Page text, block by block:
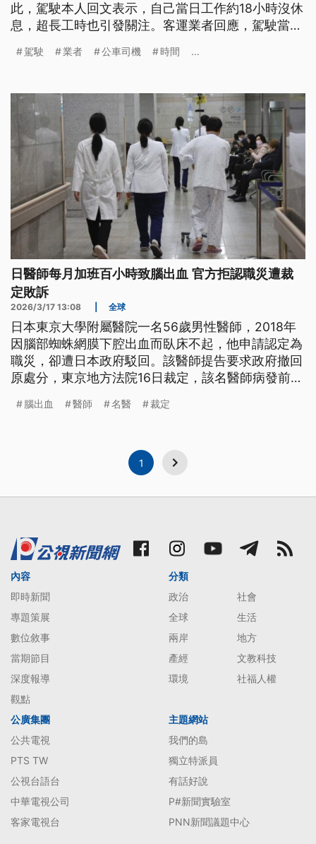
此，駕駛本人回文表示，自己當日工作約18小時沒休
息，超長工時也引發關注。客運業者回應，駕駛當日
沒有這麼長，高市府將介入了解，是否違反《勞基
駕駛 業者 公車司機 時間 ...
日醫師每月加班百小時致腦出血 官方拒認職災遭裁
定敗訴
2026/3/17 13:08 全球
日本東京大學附屬醫院一名56歲男性醫師，2018年
因腦部蜘蛛網膜下腔出血而臥床不起，他申請認定為
職災，卻遭日本政府駁回。該醫師提告要求政府撤回
原處分，東京地方法院16日裁定，該名醫師病發前半
病，判決職災成立。
腦出血 醫師 名醫 裁定
1
內容
即時新聞
專題策展
數位敘事
當期節目
深度報導
觀點
分類
政治
社會
全球
生活
兩岸
地方
產經
文教科技
環境
社福人權
公廣集團
公共電視
PTS TW
公視台語台
中華電視公司
客家電視台
主題網站
我們的島
獨立特派員
有話好說
P#新聞實驗室
PNN新聞議題中心